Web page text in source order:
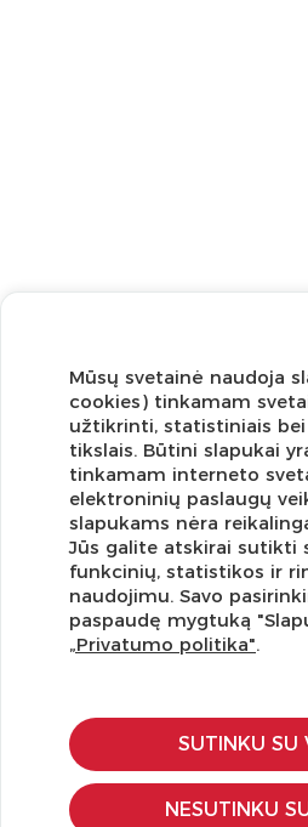
Užsisakykite naujienlaiškį ir
pasiūlymus!
KLIENTŲ APTARNAVIMAS
Pirkimo – pardavimo taisyklės
Pristatymas ir grąžinimas
Mūsų svetainė naudoja
cookies) tinkamam
užtikrinti, statistiniais
tikslais. Būtini slapukai
tinkamam interneto
elektroninių paslaugų
slapukams nėra
Jūs galite atskirai sutikti
funkcinių, statistikos ir
naudojimu. Savo
paspaudę mygtuką
„Privatumo politika".
SUTINKU SU
NESUTINKU